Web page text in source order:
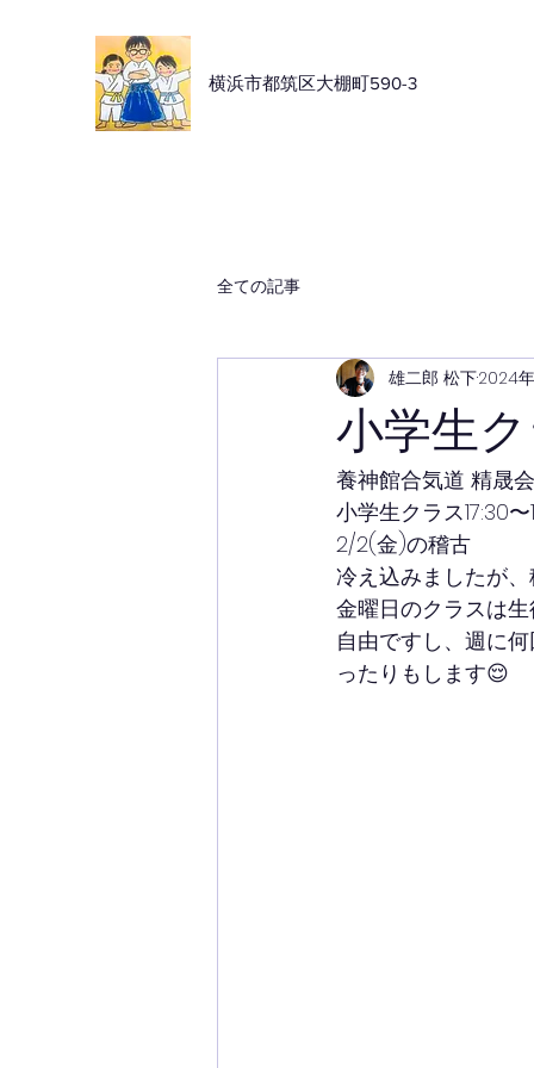
横浜市都筑区大棚町590-3
全ての記事
小学生
雄二郎 松下2024
養神館合気道 精晟
小学生クラス17:30〜
2/2(金)の稽古
冷え込みましたが
金曜日のクラスは
自由ですし、週に
ったりもします😌